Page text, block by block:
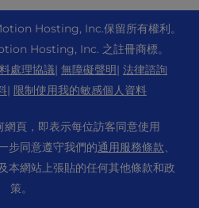
Hosting, Inc.保留所有權利。
Hosting, Inc. 之註冊商標。
處理協議| 無障礙聲明| 法律諮詢
| 限制使用我的敏感個人資料
頁，即表示每位訪客同意使用
步同意遵守我們的通用服務條款、
本網站上張貼的任何其他條款和政
策。